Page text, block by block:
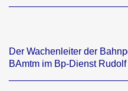
Der Wachenleiter der
BAmtm im Bp-Dienst